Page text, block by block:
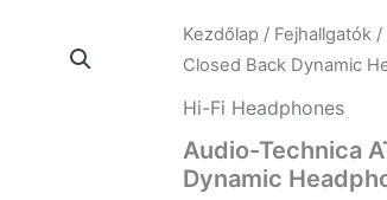
Kezdőlap / Fejhallgatók /
Closed Back Dynamic
Hi-Fi Headphones
Audio-Technica
Dynamic